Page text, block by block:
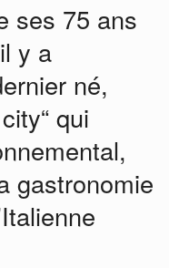
ses 75 ans
y a
né,
qui
gastronomie